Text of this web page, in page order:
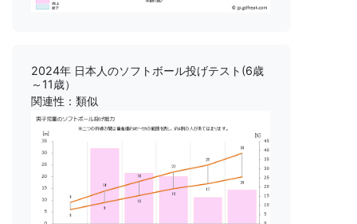
2024年 日本人のソフトボール投げテスト(6歳
～11歳）
関連性：類似